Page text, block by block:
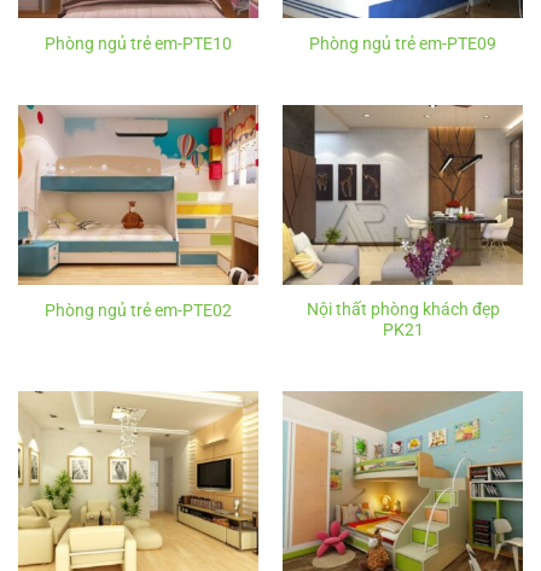
Phòng ngủ trẻ em-PTE10 Phòng ngủ trẻ em-PTE09
Phòng ngủ trẻ em-PTE02
Nội thất phòng khách đẹp
PK21